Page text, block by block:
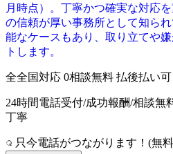
月時点）。丁寧かつ確実な対応
の信頼が厚い事務所として知ら
能なケースもあり、取り立てや
トします。
全全国対応 0相談無料 払後払い可
24時間電話受付/成功報酬/相談無
丁寧
只今電話がつながります！(無